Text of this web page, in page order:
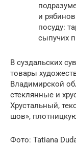
и
посуду:
сыпучих
В суздальских
товары
Владимирской
стеклянные и
Хрустальный,
шов»,
Фото: Tatiana